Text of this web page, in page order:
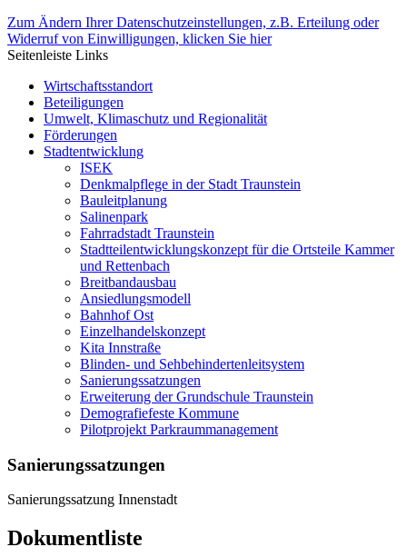
Zum Ändern Ihrer Datenschutzeinstellungen, z.B. Erteilung oder
Widerruf von Einwilligungen, klicken Sie hier
Seitenleiste Links
Wirtschaftsstandort
Beteiligungen
Umwelt, Klimaschutz und Regionalität
Förderungen
Stadtentwicklung
ISEK
Denkmalpflege in der Stadt Traunstein
Bauleitplanung
Salinenpark
Fahrradstadt Traunstein
Stadtteilentwicklungskonzept für die Ortsteile Kammer
und Rettenbach
Breitbandausbau
Ansiedlungsmodell
Bahnhof Ost
Einzelhandelskonzept
Kita Innstraße
Blinden- und Sehbehindertenleitsystem
Sanierungssatzungen
Erweiterung der Grundschule Traunstein
Demografiefeste Kommune
Pilotprojekt Parkraummanagement
Sanierungssatzungen
Sanierungssatzung Innenstadt
Dokumentliste